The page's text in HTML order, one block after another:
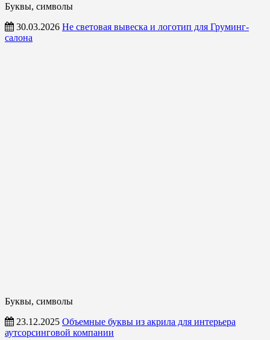
Буквы, символы
30.03.2026 Не световая вывеска и логотип для Груминг-
салона
Буквы, символы
23.12.2025 Объемные буквы из акрила для интерьера
аутсорсинговой компании